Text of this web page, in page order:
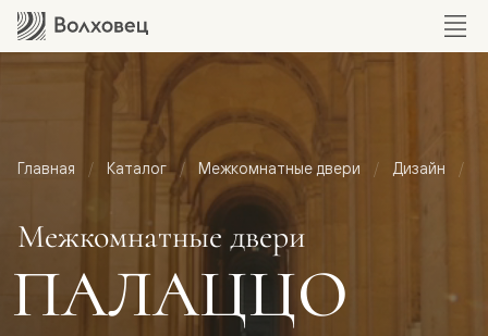
Главная Каталог Межкомнатные двери Дизайн
Межкомнатные двери
ПАЛАЦЦО